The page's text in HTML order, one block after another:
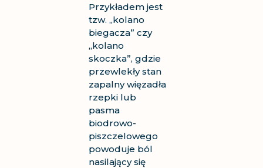
Przykładem jest
tzw. „kolano
biegacza” czy
„kolano
skoczka”, gdzie
przewlekły stan
zapalny więzadła
rzepki lub
pasma
biodrowo-
piszczelowego
powoduje ból
nasilający się